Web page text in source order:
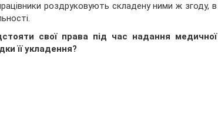
роздруковують складену ними ж згоду, в
свої права під час надання медичної
її укладення?